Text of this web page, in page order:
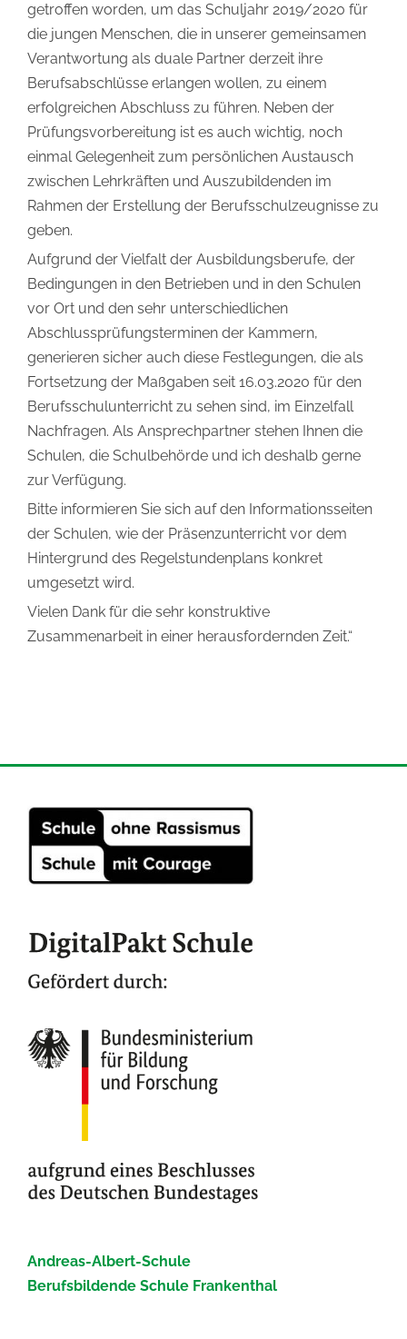
getroffen worden, um das Schuljahr 2019/2020 für
die jungen Menschen, die in unserer gemeinsamen
Verantwortung als duale Partner derzeit ihre
Berufsabschlüsse erlangen wollen, zu einem
erfolgreichen Abschluss zu führen. Neben der
Prüfungsvorbereitung ist es auch wichtig, noch
einmal Gelegenheit zum persönlichen Austausch
zwischen Lehrkräften und Auszubildenden im
Rahmen der Erstellung der Berufsschulzeugnisse zu
geben.
Aufgrund der Vielfalt der Ausbildungsberufe, der
Bedingungen in den Betrieben und in den Schulen
vor Ort und den sehr unterschiedlichen
Abschlussprüfungsterminen der Kammern,
generieren sicher auch diese Festlegungen, die als
Fortsetzung der Maßgaben seit 16.03.2020 für den
Berufsschulunterricht zu sehen sind, im Einzelfall
Nachfragen. Als Ansprechpartner stehen Ihnen die
Schulen, die Schulbehörde und ich deshalb gerne
zur Verfügung.
Bitte informieren Sie sich auf den Informationsseiten
der Schulen, wie der Präsenzunterricht vor dem
Hintergrund des Regelstundenplans konkret
umgesetzt wird.
Vielen Dank für die sehr konstruktive
Zusammenarbeit in einer herausfordernden Zeit.“
Andreas-Albert-Schule
Berufsbildende Schule Frankenthal